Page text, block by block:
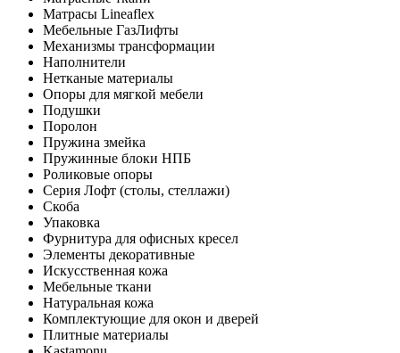
Матрасы Lineaflex
Мебельные ГазЛифты
Механизмы трансформации
Наполнители
Нетканые материалы
Опоры для мягкой мебели
Подушки
Поролон
Пружина змейка
Пружинные блоки НПБ
Роликовые опоры
Серия Лофт (столы, стеллажи)
Скоба
Упаковка
Фурнитура для офисных кресел
Элементы декоративные
Искусственная кожа
Мебельные ткани
Натуральная кожа
Комплектующие для окон и дверей
Плитные материалы